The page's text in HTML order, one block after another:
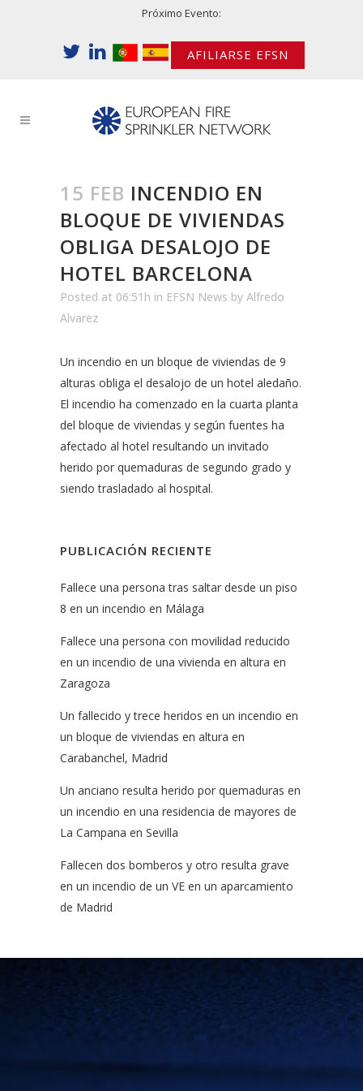
Próximo Evento:
AFILIARSE EFSN
15 FEB INCENDIO EN
BLOQUE DE VIVIENDAS
OBLIGA DESALOJO DE
HOTEL BARCELONA
Posted at 06:51h in EFSN News by Alfredo
Alvarez
Un incendio en un bloque de viviendas de 9
alturas obliga el desalojo de un hotel aledaño.
El incendio ha comenzado en la cuarta planta
del bloque de viviendas y según fuentes ha
afectado al hotel resultando un invitado
herido por quemaduras de segundo grado y
siendo trasladado al hospital.
PUBLICACIÓN RECIENTE
Fallece una persona tras saltar desde un piso
8 en un incendio en Málaga
Fallece una persona con movilidad reducido
en un incendio de una vivienda en altura en
Zaragoza
Un fallecido y trece heridos en un incendio en
un bloque de viviendas en altura en
Carabanchel, Madrid
Un anciano resulta herido por quemaduras en
un incendio en una residencia de mayores de
La Campana en Sevilla
Fallecen dos bomberos y otro resulta grave
en un incendio de un VE en un aparcamiento
de Madrid